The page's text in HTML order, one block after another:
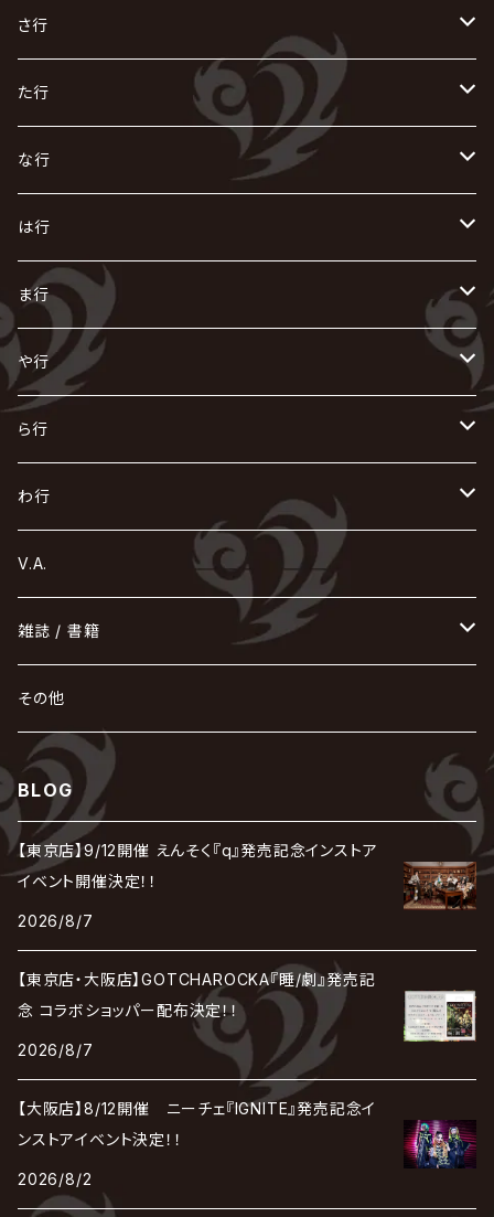
R指定
AIOLIN
ACME / アクメ
浅葱 / ASAGI
Azavana
Acid Black Cherry
アリス九號. / ALICE NINE. / A9
有村竜太朗
い
IKUO
exist†trace
Initial'L
INORAN
イビツ マル
色々な十字架
168 / 葵-168-
う
VIRGE / ヴァージュ
Waive
Versailles
Verde/
UCHUSENTAI:NOIZ / 宇宙戦隊NOIZ
え
ACE OF SPADES
X JAPAN
LSN / The LEGENDARY SIX NINE
LM.C
お
AURORIZE
OFIAM
陰陽座
か
怪人二十面奏
Kαin
GACKT
KAKUMAY
CASCADE
the GazettE
GOTCHAROCKA
cali≠gari
河村隆一
き
KISAKI
キズ
KiD
gives
ギャロ
KIRITO / キリト
己龍
く
Crack6
グラビティ
GRIMOIRE
GLAY
黒夢
け
[ kei ] / 圭
仮病
Kra
こ
GOATBED
ゴールデンボンバー
さ行
さ
ザアザア
The THIRTEEN
Psycho le Cému
櫻井敦司
さくら前線
XANVALA
し
Zeke Deux
Z CLEAR
SEESAW
J
ジグソウ
シド
JAKIGAN MEISTER
Chanty
Janne Da Arc
sugar
Jupiter
JILUKA
す
Z CLEAR
超ジャシー
Scarlet Valse
SPLENDID GOD GIRAFFE
SLAPSLY / CHIYU
せ
ゼラ
零[Hz]
そ
SOPHIA
ZOMBIE / ぞんび
た行
た
DASEIN
DAIGO
ダウト
TAKURO
逹瑯
DAVID / SUI / 縁
DARRELL
ち
CHAQLA.
つ
て
D
DIAURA
DIR EN GREY
DEXCORE
TAKE NO BREAK
DEZERT
deadman
DEVILOOF
DuelJewel
D'ERLANGER
と
東京花嫁
Tourbillon
Toshi
Dolly
TЯicKY
な行
な
NIGHTMARE
NAZARE
に
NiEL
NICOLAS
ぬ
nurié
ね
NETH PRIERE CAIN
NEVERLAND
の
NoGoD
NOCTURNAL BLOODLUST
は行
は
heidi.
H.U.G
薔薇の宮殿
BAROQUE
ひ
HERO
美炎-BIEN-
hide with Spread Beaver / hide
HIDE-ZOU
ビバラッシュ
ふ
Far East Dizain
Fatüm
Plastic Tree
Frantic EMIRY
Blu-BiLLioN
BULL FIELD
BREAKERZ
BLAZE
へ
BabyKingdom
THE BEETHOVEN
ベル
HELLBROTH / ヘルブロス
The Benjamin
ほ
POIDOL
HOLLOWGRAM
ま行
ま
THE MICRO HEAD 4N'S
MAO / マオ from SID
MUSCLE ATTACK
マツタケワークス
摩天楼オペラ
THE MADNA
MAMA.
まみれた / MAMIRETA
MALICE MIZER
み
未完成アリス
ミスイ
MIYAVI
美良政次
MIRAGE
む
MUCC / ムック
め
メトロノーム
MERRY / メリー
も
THE MORTAL
MORRIE
最上川司
や行
や
ヤミテラ / 外道反逆者ヤミテラ
ゆ
YUKIYA / 藤田幸也
ユナイト
よ
ら行
ら
rice
Rides In ReVellion
Luv PARADE
La'veil MizeriA
LAB.THE BASEMENT / ラボ ザ ベヰスメント
り
Leetspeak monsters
Ricky
LEZARD
RENAME
LIBRAVEL / リブラヴェル
Lill
RE:INa
る
Ruiza
Lucy
LUNA SEA
れ
0.1gの誤算
the Raid.
REIGN
RAZOR
LSN / The LEGENDARY SIX NINE
ろ
Royz
Rorschach.inc
ロマン急行
わ行
わ
wyse
我が為
V.A.
雑誌 / 書籍
hévn
ROCK AND READ
その他
BLOG
【東京店】9/12開催 えんそく『q』発売記念インストア
イベント開催決定！！
2026/8/7
【東京店・大阪店】GOTCHAROCKA『睡/劇』発売記
念 コラボショッパー配布決定！！
2026/8/7
【大阪店】8/12開催 ニーチェ『IGNITE』発売記念イ
ンストアイベント決定！！
2026/8/2